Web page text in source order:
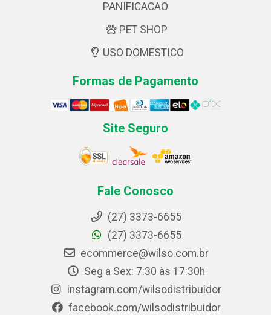
PANIFICACAO
PET SHOP
USO DOMESTICO
Formas de Pagamento
Site Seguro
Fale Conosco
(27) 3373-6655
(27) 3373-6655
ecommerce@wilso.com.br
Seg a Sex: 7:30 às 17:30h
instagram.com/wilsodistribuidor
facebook.com/wilsodistribuidor